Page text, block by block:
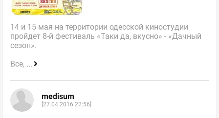
14 и 15 мая на территории одесской киностудии
пройдет 8-й фестиваль «Таки да, вкусно» - «Дачный
сезон».
Все, ...
medisum
[27.04.2016 22:56]